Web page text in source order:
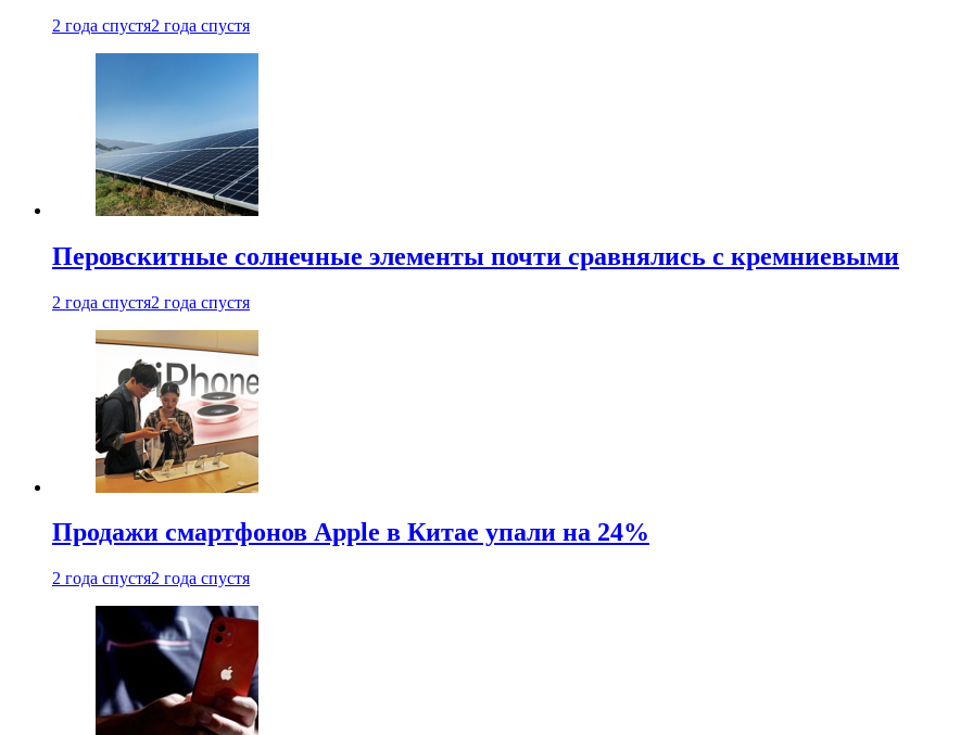
2 года спустя2 года спустя
Перовскитные солнечные элементы почти сравнялись с кремниевыми
2 года спустя2 года спустя
Продажи смартфонов Apple в Китае упали на 24%
2 года спустя2 года спустя